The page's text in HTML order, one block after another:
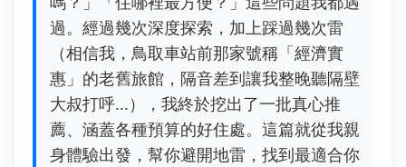
過。經過幾次深度探索，加上踩過幾次雷
（相信我，鳥取車站前那家號稱「經濟實
惠」的老舊旅館，隔音差到讓我整晚聽隔壁
大叔打呼...），我終於挖出了一批真心推
薦、涵蓋各種預算的好住處。這篇就從我親
身體驗出發，幫你避開地雷，找到最適合你